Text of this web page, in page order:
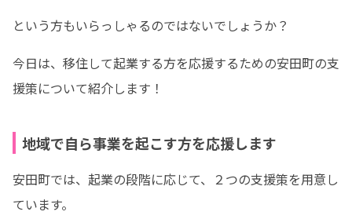
という方もいらっしゃるのではないでしょうか？
今日は、移住して起業する方を応援するための安田町の支
援策について紹介します！
地域で自ら事業を起こす方を応援します
安田町では、起業の段階に応じて、２つの支援策を用意し
ています。